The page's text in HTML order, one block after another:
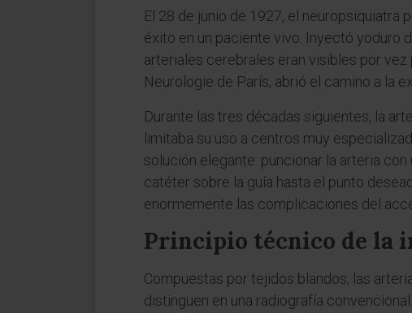
El 28 de junio de 1927, el
éxito en un paciente vivo. Inyectó yoduro
arteriales cerebrales eran visibles por
Neurologie de París, abrió el camino a la
Durante las tres décadas siguientes, la
limitaba su uso a centros muy
solución elegante: puncionar la arteria
catéter sobre la guía hasta el punto
enormemente las complicaciones del
Principio técnico de la
Compuestas por tejidos blandos, las
distinguen en una radiografía